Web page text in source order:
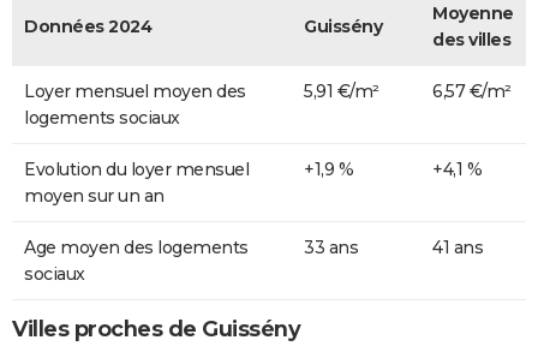
Données 2024 Guissény
Moyenne
des villes
Loyer mensuel moyen des
logements sociaux
5,91 €/m² 6,57 €/m²
Evolution du loyer mensuel
moyen sur un an
+1,9 % +4,1 %
Age moyen des logements
sociaux
33 ans 41 ans
Villes proches de Guissény